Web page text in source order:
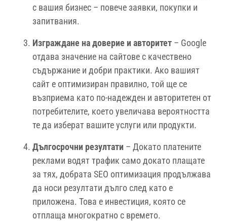
с вашия бизнес – повече заявки, покупки и
запитвания.
Изграждане на доверие и авторитет– Google
отдава значение на сайтове с качествено
съдържание и добри практики. Ако вашият
сайт е оптимизиран правилно, той ще се
възприема като по-надежден и авторитетен от
потребителите, което увеличава вероятността
те да изберат вашите услуги или продукти.
Дългосрочни резултати – Докато платените
реклами водят трафик само докато плащате
за тях, добрата SEO оптимизация продължава
да носи резултати дълго след като е
приложена. Това е инвестиция, която се
отплаща многократно с времето.